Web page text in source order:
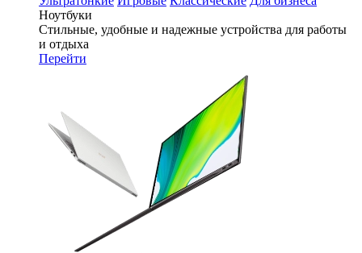
Ноутбуки
Стильные, удобные и надежные устройства для работы
и отдыха
Перейти